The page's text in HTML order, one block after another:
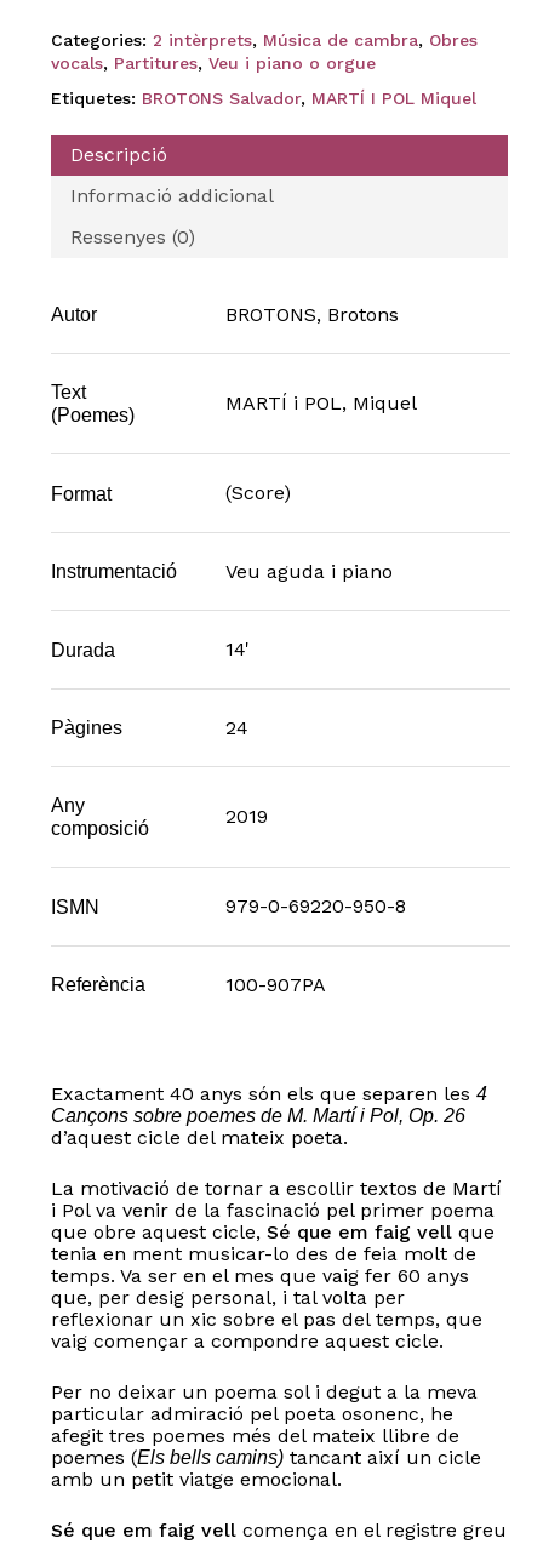
Categories: 2 intèrprets, Música de cambra, Obres
vocals, Partitures, Veu i piano o orgue
Etiquetes: BROTONS Salvador, MARTÍ I POL Miquel
Descripció
Informació addicional
Ressenyes (0)
Autor BROTONS, Brotons
Text
(Poemes)
MARTÍ i POL, Miquel
Format (Score)
Instrumentació Veu aguda i piano
Durada 14'
Pàgines 24
Any
composició
2019
ISMN 979-0-69220-950-8
Referència 100-907PA
Exactament 40 anys són els que separen les 4
Cançons sobre poemes de M. Martí i Pol, Op. 26
d’aquest cicle del mateix poeta.
La motivació de tornar a escollir textos de Martí
i Pol va venir de la fascinació pel primer poema
que obre aquest cicle, Sé que em faig vellque
tenia en ment musicar-lo des de feia molt de
temps. Va ser en el mes que vaig fer 60 anys
que, per desig personal, i tal volta per
reflexionar un xic sobre el pas del temps, que
vaig començar a compondre aquest cicle.
Per no deixar un poema sol i degut a la meva
particular admiració pel poeta osonenc, he
afegit tres poemes més del mateix llibre de
poemes (Els bells camins)tancant així un cicle
amb un petit viatge emocional.
Sé que em faig vellcomença en el registre greu